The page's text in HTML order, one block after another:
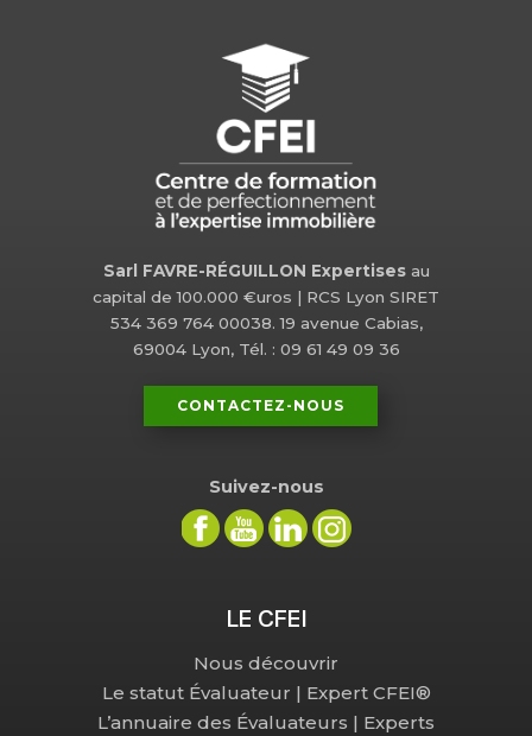
Sarl FAVRE-RÉGUILLON Expertisesau
capital de 100.000 €uros | RCS Lyon SIRET
534 369 764 00038. 19 avenue Cabias,
69004 Lyon, Tél. : 09 61 49 09 36
CONTACTEZ-NOUS
Suivez-nous
LE CFEI
Nous découvrir
Le statut Évaluateur | Expert CFEI®
L’annuaire des Évaluateurs | Experts